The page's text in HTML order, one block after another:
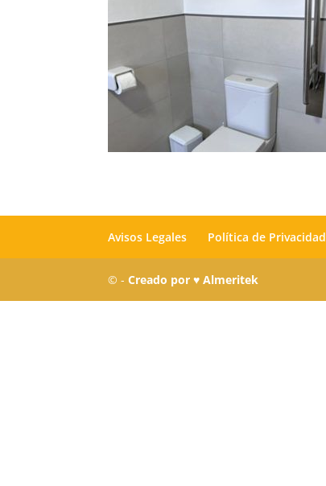
Avisos Legales Política de Privacidad
© -Creado por ♥ Almeritek